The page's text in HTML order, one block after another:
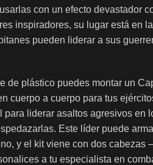
con un efecto devastador
inspiradores, su lugar está en
pueden liderar a sus
de plástico puedes montar un
cuerpo a cuerpo para tus
para liderar asaltos agresivos en
Este líder puede
y el kit viene con dos cabezas
a tu especialista en